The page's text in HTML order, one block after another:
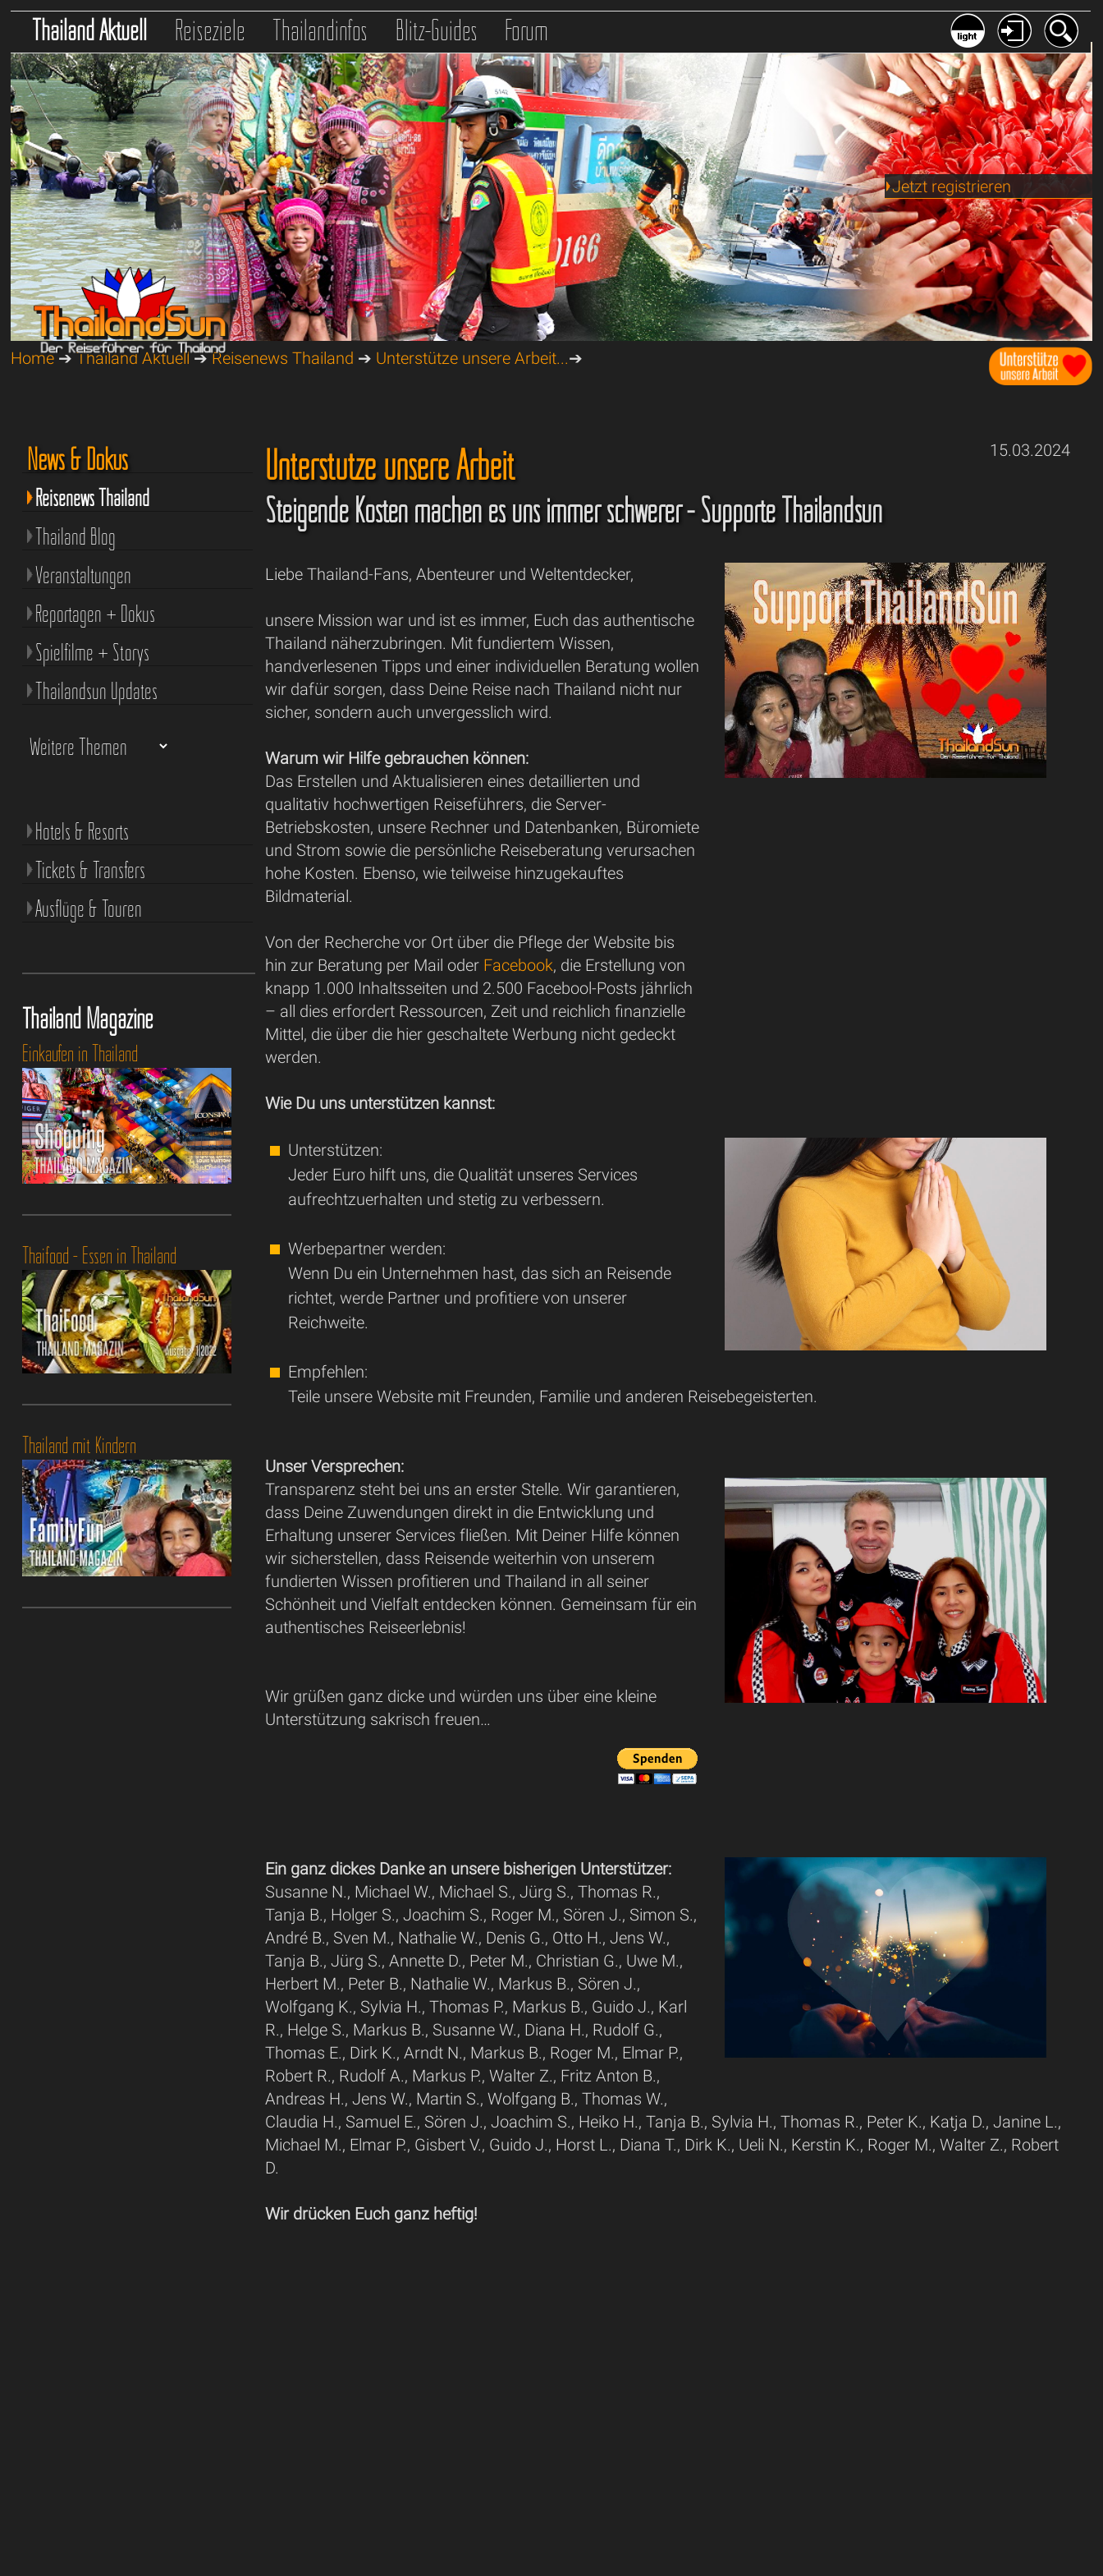
Thailand Aktuell Reiseziele Thailandinfos Blitz-Guides Forum
Jetzt registrieren
Home➔Thailand Aktuell➔Reisenews Thailand ➔ Unterstütze unsere Arbeit...➔
15.03.2024
Unterstütze unsere Arbeit
Steigende Kosten machen es uns immer schwerer - Supporte Thailandsun
Liebe Thailand-Fans, Abenteurer und Weltentdecker,
unsere Mission war und ist es immer, Euch das authentische
Thailand näherzubringen. Mit fundiertem Wissen,
handverlesenen Tipps und einer individuellen Beratung wollen
wir dafür sorgen, dass Deine Reise nach Thailand nicht nur
sicher, sondern auch unvergesslich wird.
Warum wir Hilfe gebrauchen können:
Das Erstellen und Aktualisieren eines detaillierten und
qualitativ hochwertigen Reiseführers, die Server-
Betriebskosten, unsere Rechner und Datenbanken, Büromiete
und Strom sowie die persönliche Reiseberatung verursachen
hohe Kosten. Ebenso, wie teilweise hinzugekauftes
Bildmaterial.
Von der Recherche vor Ort über die Pflege der Website bis
hin zur Beratung per Mail oder Facebook, die Erstellung von
knapp 1.000 Inhaltsseiten und 2.500 Facebool-Posts jährlich
– all dies erfordert Ressourcen, Zeit und reichlich finanzielle
Mittel, die über die hier geschaltete Werbung nicht gedeckt
werden.
Wie Du uns unterstützen kannst:
Unterstützen:
Jeder Euro hilft uns, die Qualität unseres Services
aufrechtzuerhalten und stetig zu verbessern.
Werbepartner werden:
Wenn Du ein Unternehmen hast, das sich an Reisende
richtet, werde Partner und profitiere von unserer
Reichweite.
Empfehlen:
Teile unsere Website mit Freunden, Familie und anderen Reisebegeisterten.
Unser Versprechen:
Transparenz steht bei uns an erster Stelle. Wir garantieren,
dass Deine Zuwendungen direkt in die Entwicklung und
Erhaltung unserer Services fließen. Mit Deiner Hilfe können
wir sicherstellen, dass Reisende weiterhin von unserem
fundierten Wissen profitieren und Thailand in all seiner
Schönheit und Vielfalt entdecken können. Gemeinsam für ein
authentisches Reiseerlebnis!
Wir grüßen ganz dicke und würden uns über eine kleine
Unterstützung sakrisch freuen…
Ein ganz dickes Danke an unsere bisherigen Unterstützer:
Susanne N., Michael W., Michael S., Jürg S., Thomas R.,
Tanja B., Holger S., Joachim S., Roger M., Sören J., Simon S.,
André B., Sven M., Nathalie W., Denis G., Otto H., Jens W.,
Tanja B., Jürg S., Annette D., Peter M., Christian G., Uwe M.,
Herbert M., Peter B., Nathalie W., Markus B., Sören J.,
Wolfgang K., Sylvia H., Thomas P., Markus B., Guido J., Karl
R., Helge S., Markus B., Susanne W., Diana H., Rudolf G.,
Thomas E., Dirk K., Arndt N., Markus B., Roger M., Elmar P.,
Robert R., Rudolf A., Markus P., Walter Z., Fritz Anton B.,
Andreas H., Jens W., Martin S., Wolfgang B., Thomas W.,
Claudia H., Samuel E., Sören J., Joachim S., Heiko H., Tanja B., Sylvia H., Thomas R., Peter K., Katja D., Janine L.,
Michael M., Elmar P., Gisbert V., Guido J., Horst L., Diana T., Dirk K., Ueli N., Kerstin K., Roger M., Walter Z., Robert
D.
Wir drücken Euch ganz heftig!
News & Dokus
Reisenews Thailand
Thailand Blog
Veranstaltungen
Reportagen + Dokus
Spielfilme + Storys
Thailandsun Updates
Hotels & Resorts
Tickets & Transfers
Ausflüge & Touren
Thailand Magazine
Einkaufen in Thailand
Thaifood - Essen in Thailand
Thailand mit Kindern